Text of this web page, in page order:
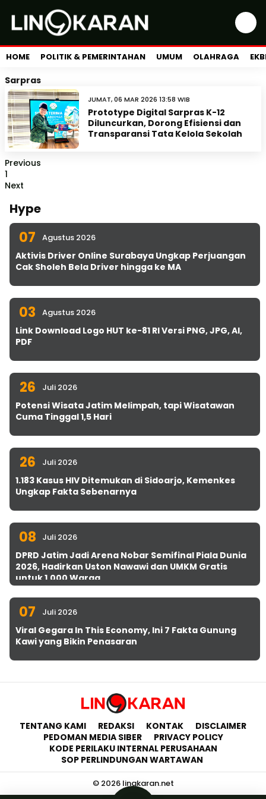
HOME POLITIK & PEMERINTAHAN UMUM OLAHRAGA
Sarpras
JUMAT, 06 MAR 2026 13:58 WIB
Prototype Digital Sarpras K-12
Diluncurkan, Dorong Efisiensi dan
Transparansi Tata Kelola Sekolah
Previous
1
Next
Hype
07 Agustus 2026
Aktivis Driver Online Surabaya Ungkap Perjuangan
Cak Sholeh Bela Driver hingga ke MA
03 Agustus 2026
Link Download Logo HUT ke-81 RI Versi PNG, JPG, AI,
PDF
26 Juli 2026
Potensi Wisata Jatim Melimpah, tapi Wisatawan
Cuma Tinggal 1,5 Hari
26 Juli 2026
1.183 Kasus HIV Ditemukan di Sidoarjo, Kemenkes
Ungkap Fakta Sebenarnya
08 Juli 2026
DPRD Jatim Jadi Arena Nobar Semifinal Piala Dunia
2026, Hadirkan Uston Nawawi dan UMKM Gratis
untuk 1.000 Warga
07 Juli 2026
Viral Gegara In This Economy, Ini 7 Fakta Gunung
Kawi yang Bikin Penasaran
TENTANG KAMI REDAKSI KONTAK
DISCLAIMER
PEDOMAN MEDIA SIBER
PRIVACY POLICY
KODE PERILAKU INTERNAL PERUSAHAAN
SOP PERLINDUNGAN WARTAWAN
© 2026 lingkaran.net